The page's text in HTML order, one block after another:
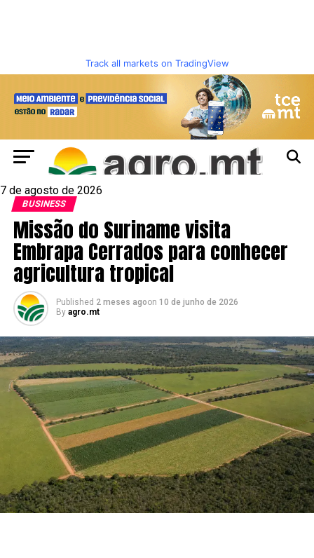
Track all markets on TradingView
7 de agosto de 2026
BUSINESS
Missão do Suriname visita
Embrapa Cerrados para conhecer
agricultura tropical
Published 2 meses agoon 10 de junho de 2026
By agro.mt